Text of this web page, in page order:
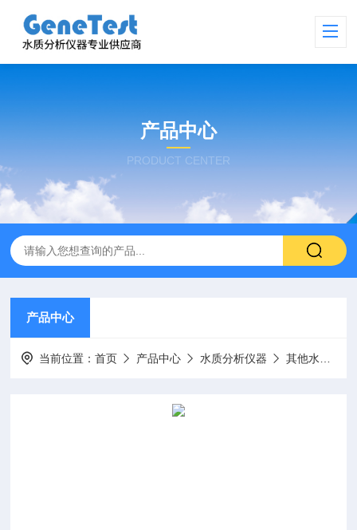
产品中心
PRODUCT CENTER
产品中心
当前位置：首页 产品中心 水质分析仪器 其他水质分析仪及配件